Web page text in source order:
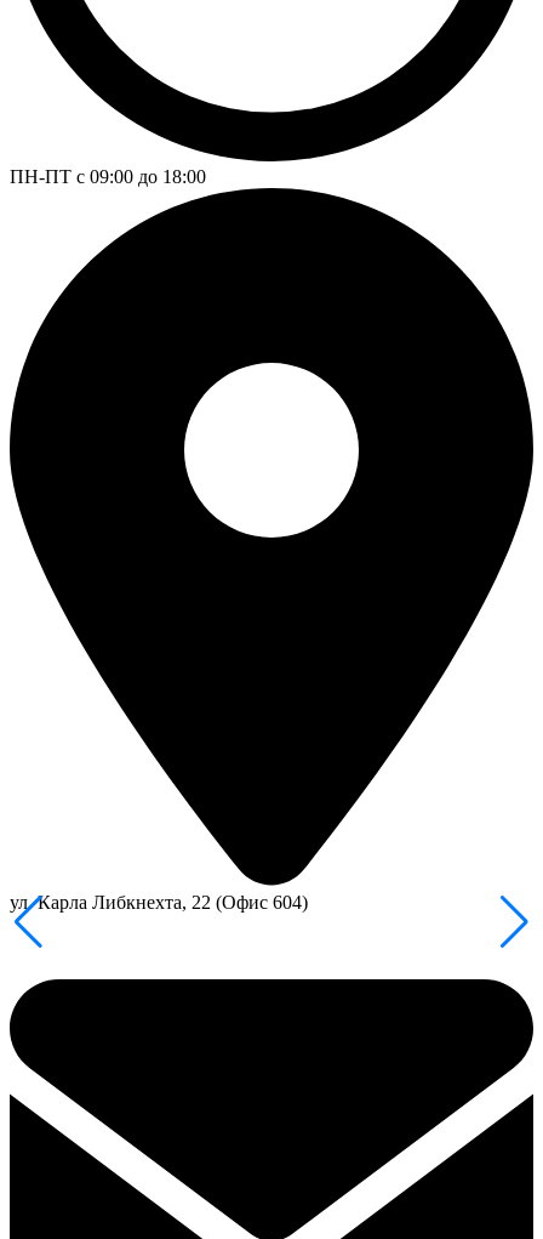
ПН-ПТ с 09:00 до 18:00
ул. Карла Либкнехта, 22 (Офис 604)